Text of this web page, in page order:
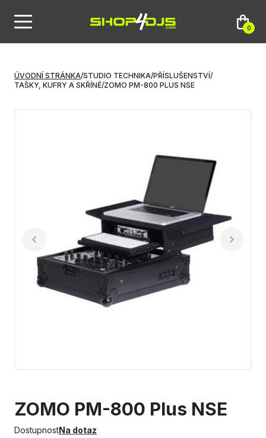
0
ÚVODNÍ STRÁNKA/STUDIO TECHNIKA/PŘÍSLUŠENSTVÍ/
TAŠKY, KUFRY A SKŘÍNĚ/ZOMO PM-800 PLUS NSE
ZOMO PM-800 Plus NSE
DostupnostNa dotaz